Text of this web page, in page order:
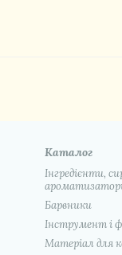
Каталог
Інгредієнти,
Барвники
Інструмент і
Матеріал для